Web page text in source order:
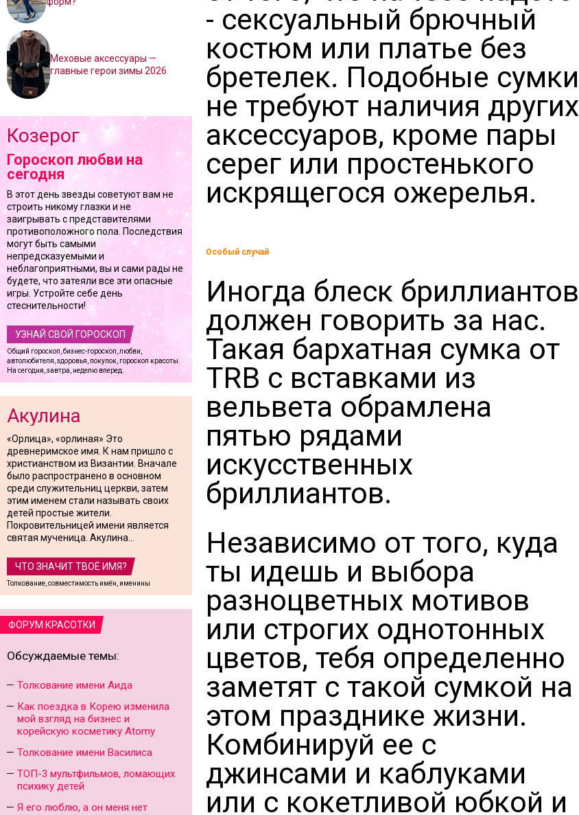
Меховые аксессуары —
главные герои зимы 2026
Козерог
Гороскоп любви на
сегодня
В этот день звезды советуют вам не
строить никому глазки и не
заигрывать с представителями
противоположного пола. Последствия
могут быть самыми
непредсказуемыми и
неблагоприятными, вы и сами рады не
будете, что затеяли все эти опасные
игры. Устройте себе день
стеснительности!
УЗНАЙ СВОЙ ГОРОСКОП
Общий гороскоп, бизнес-гороскоп, любви,
автолюбителя, здоровья, покупок, гороскоп красоты.
На сегодня, завтра, неделю вперед.
Акулина
«Орлица», «орлиная» Это
древнеримское имя. К нам пришло с
христианством из Византии. Вначале
было распространено в основном
среди служительниц церкви, затем
этим именем стали называть своих
детей простые жители.
Покровительницей имени является
святая мученица. Акулина...
ЧТО ЗНАЧИТ ТВОЁ ИМЯ?
Толкование, совместимость имён, именины
ФОРУМ КРАСОТКИ
Обсуждаемые темы:
Толкование имени Аида
Как поездка в Корею изменила
мой взгляд на бизнес и
корейскую косметику Atomy
Толкование имени Василиса
ТОП-3 мультфильмов, ломающих
психику детей
Я его люблю, а он меня нет
- сексуальный брючный
костюм или платье без
бретелек. Подобные сумки
не требуют наличия других
аксессуаров, кроме пары
серег или простенького
искрящегося ожерелья.
Особый случай
Иногда блеск бриллиантов
должен говорить за нас.
Такая бархатная сумка от
TRB с вставками из
вельвета обрамлена
пятью рядами
искусственных
бриллиантов.
Независимо от того, куда
ты идешь и выбора
разноцветных мотивов
или строгих однотонных
цветов, тебя определенно
заметят с такой сумкой на
этом празднике жизни.
Комбинируй ее с
джинсами и каблуками
или с кокетливой юбкой и